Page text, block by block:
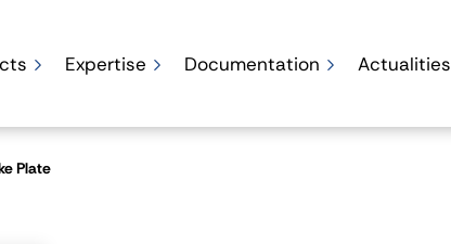
Expertise Documentation Actualities
Plate